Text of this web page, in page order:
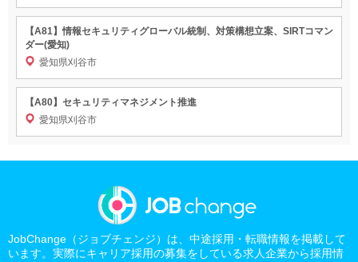
【A81】情報セキュリティグローバル統制、対策構想立案、SIRTコマン
ダー(愛知)
愛知県刈谷市
【A80】セキュリティマネジメント推進
愛知県刈谷市
JobChange（ジョブチェンジ）は、中途採用・転職情報を掲載して
います。実際にキャリア採用の募集をしている求人企業から採用情